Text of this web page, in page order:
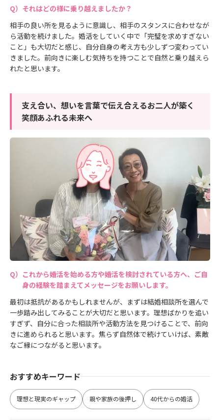
それはどの様に乗り越えましたか？
相手の良い所を見るように意識し、相手のスタンスに合わせなが
ら活動を続けました。婚活をしていく中で「完璧を求めすぎない
こと」も大切だと感じ、自分自身の考え方も少しずつ変わってい
きました。前向きに楽しむ気持ちを持つことで自然と乗り越えら
れたと思います。
支え合い、想いを言葉で伝え合えるお二人が築く
笑顔あふれる未来へ
これから婚活を始める方や婚活を検討されている方へ、ご自
身の経験を踏まえてメッセージをお願いします。
最初は抵抗があるかもしれませんが、まずは結婚相談所を選んで
一歩踏み出してみることが大切だと思います。理想ばかりを追い
すぎず、自分に合った相談所や活動方法を見つけることで、前向
きに進められると思います。焦らず自然体で続けていけば、素敵
なご縁につながると思います。
おすすめキーワード
理想と現実のギャップ 親や家族の後押し 40代からの婚活